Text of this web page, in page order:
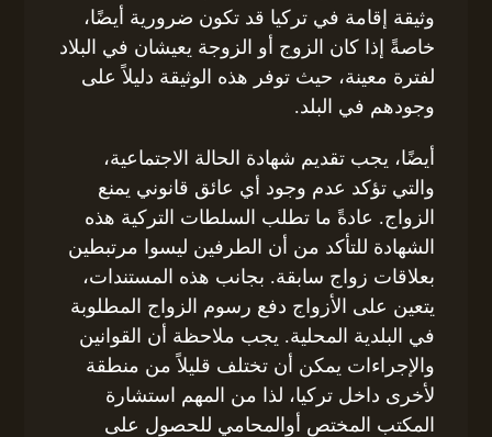
وثيقة إقامة في تركيا قد تكون ضرورية أيضًا،
خاصةً إذا كان الزوج أو الزوجة يعيشان في البلاد
لفترة معينة، حيث توفر هذه الوثيقة دليلاً على
وجودهم في البلد.
أيضًا، يجب تقديم شهادة الحالة الاجتماعية،
والتي تؤكد عدم وجود أي عائق قانوني يمنع
الزواج. عادةً ما تطلب السلطات التركية هذه
الشهادة للتأكد من أن الطرفين ليسوا مرتبطين
بعلاقات زواج سابقة. بجانب هذه المستندات،
يتعين على الأزواج دفع رسوم الزواج المطلوبة
في البلدية المحلية. يجب ملاحظة أن القوانين
والإجراءات يمكن أن تختلف قليلاً من منطقة
لأخرى داخل تركيا، لذا من المهم استشارة
المكتب المختص أوالمحامي للحصول على